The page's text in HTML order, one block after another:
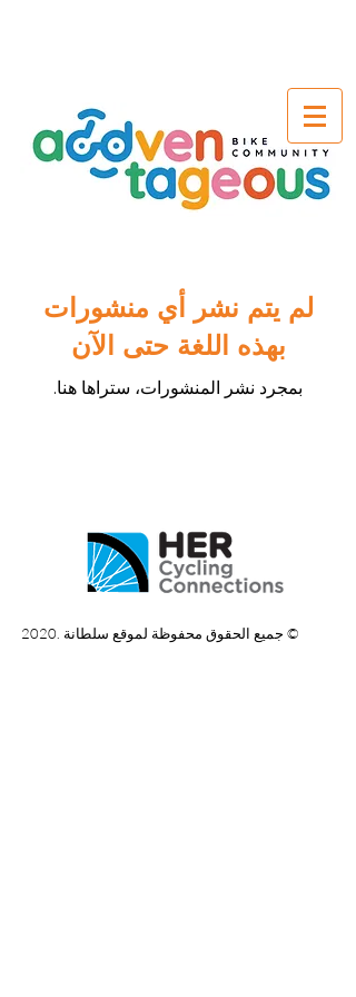
لم يتم نشر أي منشورات
بهذه اللغة حتى الآن
بمجرد نشر المنشورات، ستراها هنا.
جميع الحقوق محفوظة لموقع سلطانة .2020 ©